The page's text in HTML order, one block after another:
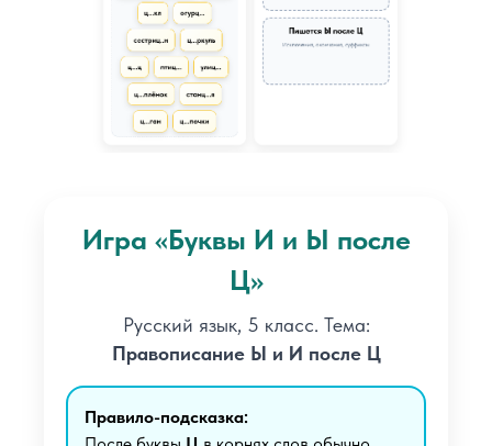
Игра «Буквы И и Ы после
Ц»
Русский язык, 5 класс. Тема:
Правописание Ы и И после Ц
Правило-подсказка: